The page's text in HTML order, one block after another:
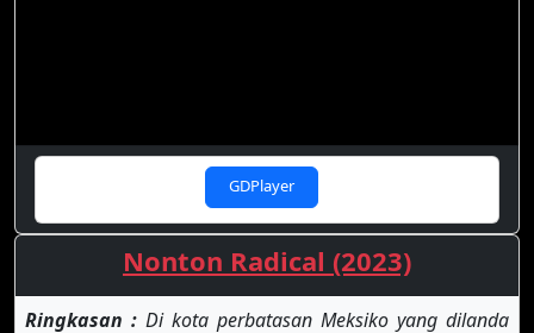
GDPlayer
Nonton Radical (2023)
Ringkasan : Di kota perbatasan Meksiko yang dilanda